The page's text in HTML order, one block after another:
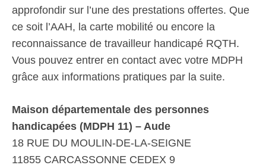
approfondir sur l’une des prestations offertes. Que
ce soit l’AAH, la carte mobilité ou encore la
reconnaissance de travailleur handicapé RQTH.
Vous pouvez entrer en contact avec votre MDPH
grâce aux informations pratiques par la suite.
Maison départementale des personnes
handicapées (MDPH 11) – Aude
18 RUE DU MOULIN-DE-LA-SEIGNE
11855 CARCASSONNE CEDEX 9